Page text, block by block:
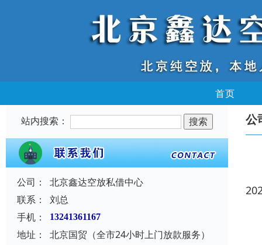
首页
站内搜索：
公司：
北京鑫达空放私借中心
联系：
刘总
手机：
13241361167
地址：
北京国贸（全市24小时上门放款服务）
公